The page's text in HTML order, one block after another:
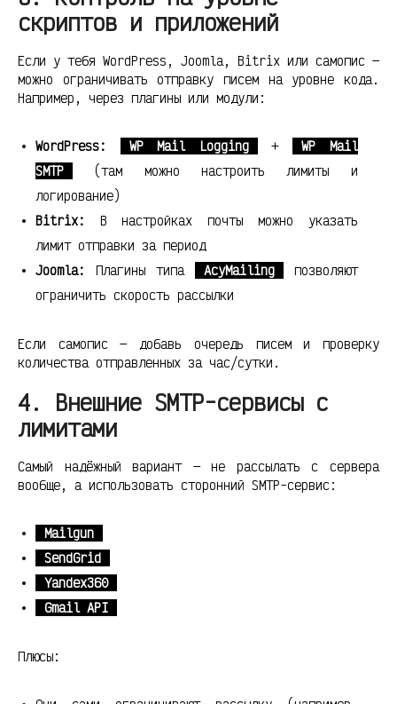
скриптов и приложений
Если у тебя WordPress, Joomla, Bitrix или самопис —
можно ограничивать отправку писем на уровне кода.
Например, через плагины или модули:
WordPress: WP Mail Logging +
WP Mail
SMTP
(там можно настроить лимиты и
логирование)
Bitrix:
В настройках почты можно указать
лимит отправки за период
Joomla:
Плагины типа AcyMailing
позволяют
ограничить скорость рассылки
Если самопис — добавь очередь писем и проверку
количества отправленных за час/сутки.
4. Внешние SMTP-сервисы с
лимитами
Самый надёжный вариант — не рассылать с сервера
вообще, а использовать сторонний SMTP-сервис:
Mailgun
SendGrid
Yandex360
Gmail API
Плюсы: